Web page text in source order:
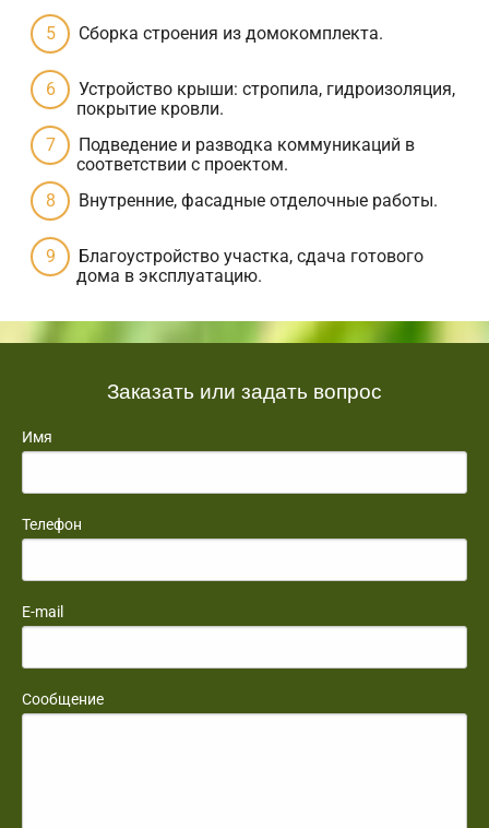
Сборка строения из домокомплекта.
Устройство крыши: стропила, гидроизоляция,
покрытие кровли.
Подведение и разводка коммуникаций в
соответствии с проектом.
Внутренние, фасадные отделочные работы.
Благоустройство участка, сдача готового
дома в эксплуатацию.
Заказать или задать вопрос
Имя
Телефон
E-mail
Сообщение